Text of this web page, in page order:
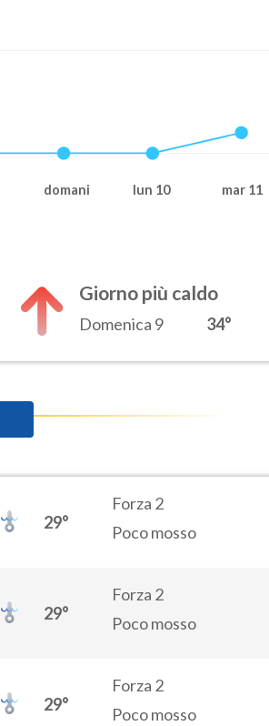
domani lun 10 mar 11
Giorno più caldo
Domenica 9 34°
29°
Forza 2
Poco mosso
29°
Forza 2
Poco mosso
29°
Forza 2
Poco mosso